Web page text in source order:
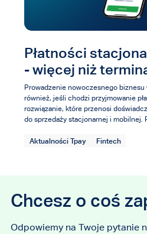
Płatności
- więcej niż
Prowadzenie nowoczesnego biznesu
również, jeśli chodzi przyjmowanie
rozwiązanie, które przenosi
do sprzedaży stacjonarnej i mobilnej.
Aktualności Tpay Fintech
Chcesz o coś
Odpowiemy na Twoje pytanie